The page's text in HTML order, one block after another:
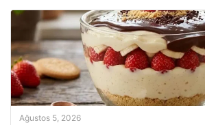
Ağustos 5, 2026